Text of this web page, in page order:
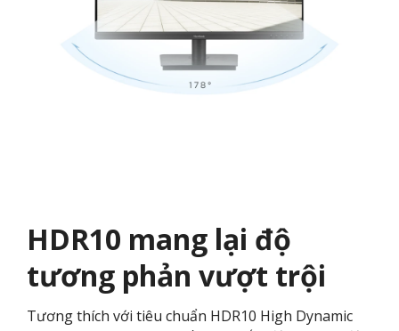
HDR10 mang lại độ
tương phản vượt trội
Tương thích với tiêu chuẩn HDR10 High Dynamic